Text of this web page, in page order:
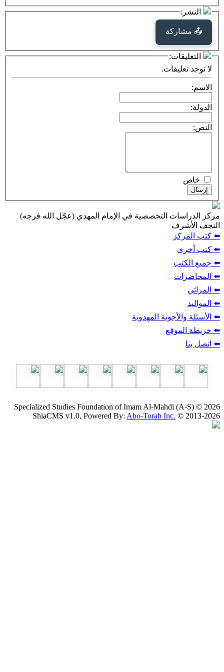
التخصصية في الإمام المهدي (عجّل الله فرجه)
المهدوية
Specialized Studies Foundation of Imam Al-
ShiaCMS v1.0, Powered By:Abo-Torab Inc.